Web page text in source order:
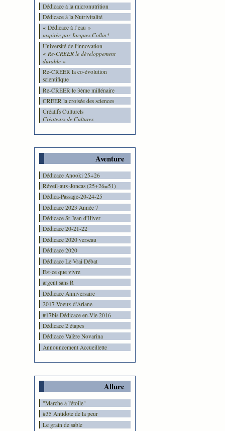
Dédicace à la micronutrition
Dédicace à la Nutrivitalité
« Dédicace à l’eau »
inspirée par Jacques Collin*
Université de l'innovation
« Re-CREER le développement
durable »
Re-CREER la co-évolution
scientifique
Re-CREER le 3ème millénaire
CREER la croisée des sciences
Créatifs Culturels
Créateurs de Cultures
Aventure
Dédicace Anooki 25+26
Réveil-aux-Joncas (25+26=51)
Dédica-Passage-20-24-25
Dédicace 2023 Année 7
Dédicace St-Jean d'Hiver
Dédicace 20-21-22
Dédicace 2020 verseau
Dédicace 2020
Dédicace Le Vrai Débat
Est-ce que vivre
argent sans R
Dédicace Anniversaire
2017 Voeux d'Ariane
#17bis Dédicace en-Vie 2016
Dédicace 2 étapes
Dédicace Valère Novarina
Announcement Accueillette
Allure
"Marche à l'étoile"
#35 Antidote de la peur
Le grain de sable